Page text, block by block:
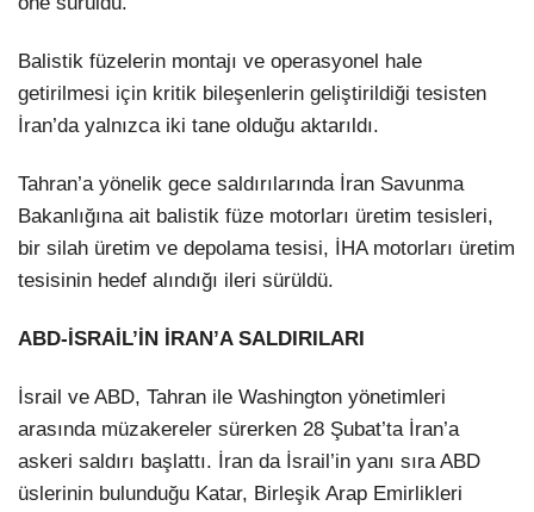
Balistik füzelerin montajı ve operasyonel hale
getirilmesi için kritik bileşenlerin geliştirildiği tesisten
İran’da yalnızca iki tane olduğu aktarıldı.
Tahran’a yönelik gece saldırılarında İran Savunma
Bakanlığına ait balistik füze motorları üretim tesisleri,
bir silah üretim ve depolama tesisi, İHA motorları üretim
tesisinin hedef alındığı ileri sürüldü.
⁠ABD-İSRAİL’İN İRAN’A SALDIRILARI
İsrail ve ABD, Tahran ile Washington yönetimleri
arasında müzakereler sürerken 28 Şubat’ta İran’a
askeri saldırı başlattı. İran da İsrail’in yanı sıra ABD
üslerinin bulunduğu Katar, Birleşik Arap Emirlikleri